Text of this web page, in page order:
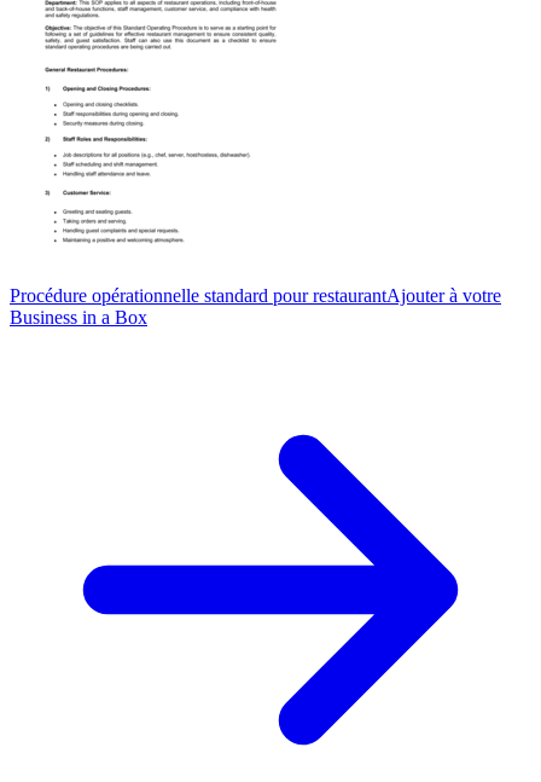
Procédure opérationnelle standard pour restaurantAjouter à votre
Business in a Box